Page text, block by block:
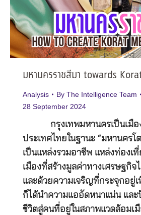
มหานครราชสีมา towards
Analysis By The Intelligence Team
28 September 2024
กรุงเทพมหานครเป็นเมือ
ประเทศไทยในฐานะ “มหานครโ
เป็นแหล่งรวมอาชีพ แหล่งท่องเ
เมืองที่สร้างมูลค่าทางเศรษฐกิจ
และด้วยความเจริญที่กระจุกอยู่เ
ก็ได้นำความแออัดหนาแน่น แล
ชีวิตสู่คนที่อยู่ในสภาพแวดล้อมเ